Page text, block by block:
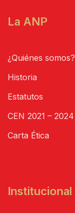
La ANP
¿Quiénes somos?
Historia
Estatutos
CEN 2021 – 2024
Carta Ética
Institucional